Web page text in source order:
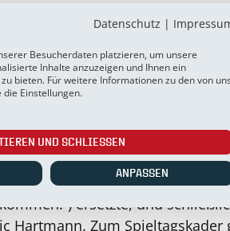
Patrick Thomsen und Kevin
eine etwas defensivere
während Yves Mfumu
auf der rechten Seite agierte.
wurden die offensiveren
und Noel Kurzbach für Yves
Regionalliga-Debütant
Marcel Cornils (Physio
„Wir müssen sehen. Er hat
ersetzte, und
Hartmann. Zum Spieltagskader
Datenschutz |
Besucherdaten platzieren, um unsere
Inhalte anzuzeigen und Ihnen ein
bieten. Für weitere Informationen zu den von
die Einstellungen.
UND SCHLIESSEN
ANPASSEN